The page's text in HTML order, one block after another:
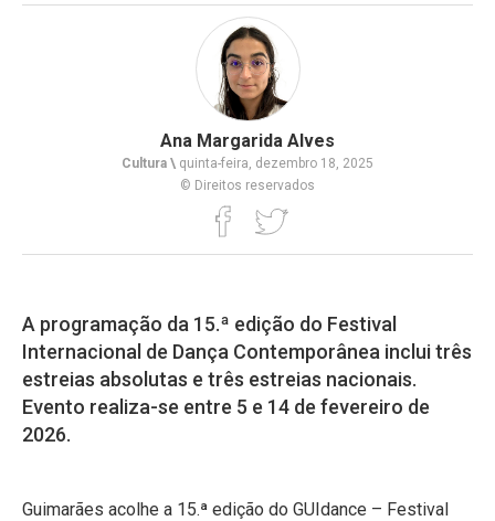
Ana Margarida Alves
Cultura \ quinta-feira, dezembro 18, 2025
© Direitos reservados
A programação da 15.ª edição do Festival
Internacional de Dança Contemporânea inclui três
estreias absolutas e três estreias nacionais.
Evento realiza-se entre 5 e 14 de fevereiro de
2026.
Guimarães acolhe a 15.ª edição do GUIdance – Festival